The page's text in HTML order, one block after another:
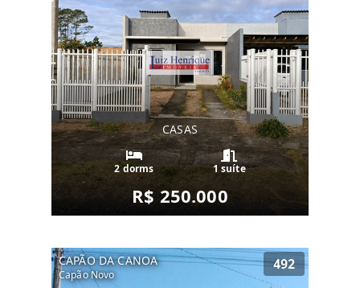
CASAS
2 dorms 1 suíte
R$ 250.000
CAPÃO DA CANOA
Capão Novo
492